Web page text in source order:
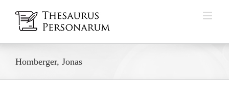
Inhalt
springen
Homberger, Jonas